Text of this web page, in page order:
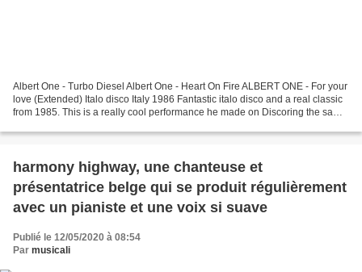
Albert One - Turbo Diesel Albert One - Heart On Fire ALBERT ONE - For your
love (Extended) Italo disco Italy 1986 Fantastic italo disco and a real classic
from 1985. This is a really cool performance he made on Discoring the same
harmony highway, une chanteuse et
présentatrice belge qui se produit régulièrement
avec un pianiste et une voix si suave
Publié le 12/05/2020 à 08:54
Par musicali